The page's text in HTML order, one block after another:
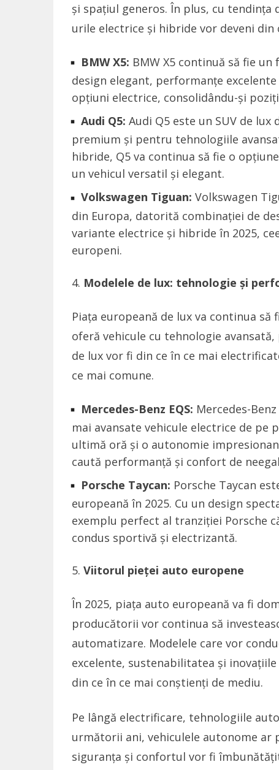
și spațiul generos. În plus, cu tendința
urile electrice și hibride vor deveni din
BMW X5: BMW X5 continuă să fie
design elegant, performanțe
opțiuni electrice, consolidându-și
Audi Q5: Audi Q5 este un SUV de
premium și pentru tehnologiile
hibride, Q5 va continua să fie o
un vehicul versatil și elegant.
Volkswagen Tiguan: Volkswagen
din Europa, datorită combinației de
variante electrice și hibride în 2025,
europeni.
Modelele de lux: tehnologie și
Piața europeană de lux va continua
oferă vehicule cu tehnologie
de lux vor fi din ce în ce mai
ce mai comune.
Mercedes-Benz EQS: Mercedes-
mai avansate vehicule electrice de pe
ultimă oră și o autonomie
caută performanță și confort de
Porsche Taycan: Porsche Taycan
europeană în 2025. Cu un design
exemplu perfect al tranziției Porsche
condus sportivă și electrizantă.
Viitorul pieței auto europene
În 2025, piața auto europeană va fi
producătorii vor continua să
automatizare. Modelele care vor
excelente, sustenabilitatea și
din ce în ce mai conștienți de mediu.
Pe lângă electrificare, tehnologiile
următorii ani, vehiculele autonome
siguranța și confortul vor fi